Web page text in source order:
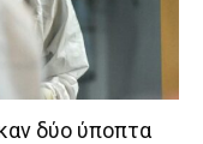
δύο ύποπτα